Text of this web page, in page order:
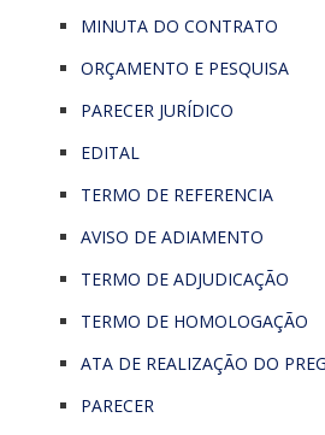
MINUTA DO CONTRATO
ORÇAMENTO E PESQUISA
PARECER JURÍDICO
EDITAL
TERMO DE REFERENCIA
AVISO DE ADIAMENTO
TERMO DE ADJUDICAÇÃO
TERMO DE HOMOLOGAÇÃO
ATA DE REALIZAÇÃO DO
PARECER